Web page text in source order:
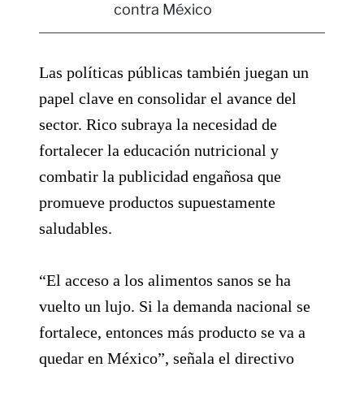
contra México
Las políticas públicas también juegan un
papel clave en consolidar el avance del
sector. Rico subraya la necesidad de
fortalecer la educación nutricional y
combatir la publicidad engañosa que
promueve productos supuestamente
saludables.
“El acceso a los alimentos sanos se ha
vuelto un lujo. Si la demanda nacional se
fortalece, entonces más producto se va a
quedar en México”, señala el directivo